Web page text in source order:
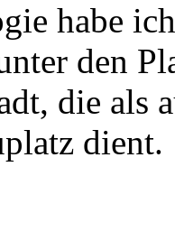
habe
den
die als
dient.